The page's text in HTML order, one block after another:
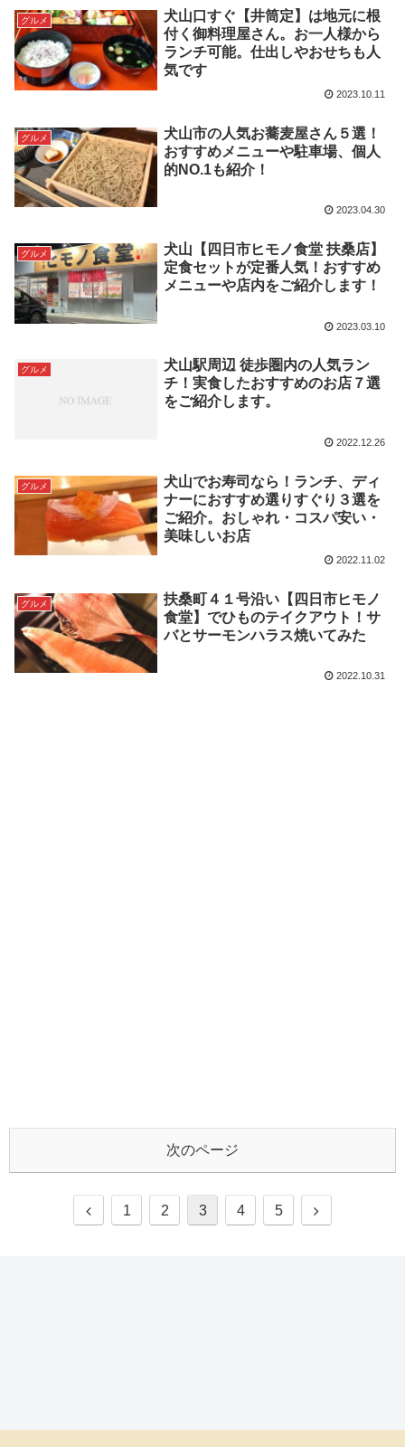
グルメ
犬山口すぐ【井筒定】は地元に根
付く御料理屋さん。お一人様から
ランチ可能。仕出しやおせちも人
気です
2023.10.11
グルメ
犬山市の人気お蕎麦屋さん５選！
おすすめメニューや駐車場、個人
的NO.1も紹介！
2023.04.30
グルメ
犬山【四日市ヒモノ食堂 扶桑店】
定食セットが定番人気！おすすめ
メニューや店内をご紹介します！
2023.03.10
グルメ
犬山駅周辺 徒歩圏内の人気ラン
チ！実食したおすすめのお店７選
をご紹介します。
2022.12.26
グルメ
犬山でお寿司なら！ランチ、ディ
ナーにおすすめ選りすぐり３選を
ご紹介。おしゃれ・コスパ安い・
美味しいお店
2022.11.02
グルメ
扶桑町４１号沿い【四日市ヒモノ
食堂】でひものテイクアウト！サ
バとサーモンハラス焼いてみた
2022.10.31
次のページ
前
1 2 3 4 5
次